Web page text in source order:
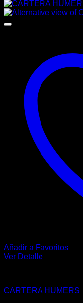
mínimo
Añadir a Favoritos
Ver Detalle
CARTERA HUMERS